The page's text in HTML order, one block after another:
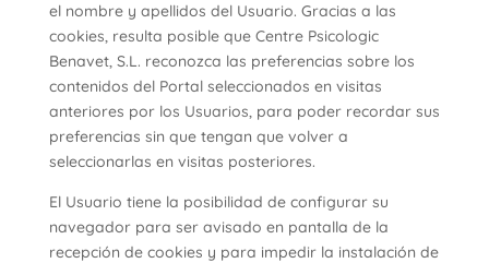
el nombre y apellidos del Usuario. Gracias a las
cookies, resulta posible que Centre Psicologic
Benavet, S.L. reconozca las preferencias sobre los
contenidos del Portal seleccionados en visitas
anteriores por los Usuarios, para poder recordar sus
preferencias sin que tengan que volver a
seleccionarlas en visitas posteriores.
El Usuario tiene la posibilidad de configurar su
navegador para ser avisado en pantalla de la
recepción de cookies y para impedir la instalación de